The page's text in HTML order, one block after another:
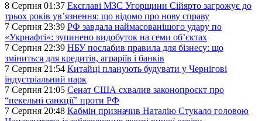
8 Серпня 01:37 Ексглаві МЗС Угорщини Сійярто загрожує до
трьох років ув’язнення: що відомо про нову справу
7 Серпня 23:39 РФ завдала наймасованішого удару по
«Укрнафті»: зупинено видобуток на семи об’єктах
7 Серпня 22:39 НБУ послабив правила для бізнесу: що
зміниться для кредитів, аграріїв і банків
7 Серпня 21:54 Китайці планують будувати у Чернігові
індустріальний парк
7 Серпня 21:05 Сенат США схвалив законопроєкт про
“пекельні санкції” проти РФ
7 Серпня 20:48 Кабмін призначив Наталію Стукало головою